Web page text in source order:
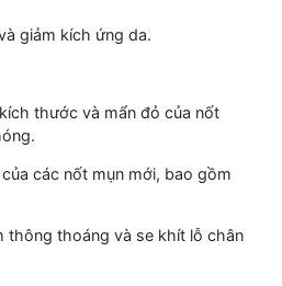
giảm kích ứng da.
thước và mẩn đỏ của nốt
các nốt mụn mới, bao gồm
thông thoáng và se khít lỗ chân